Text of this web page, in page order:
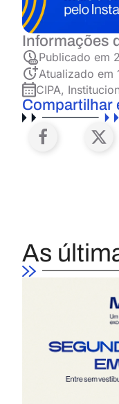
Informações
Publicado em
Atualizado em
CIPA,
Compartilhar
As